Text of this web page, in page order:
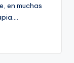
en muchas